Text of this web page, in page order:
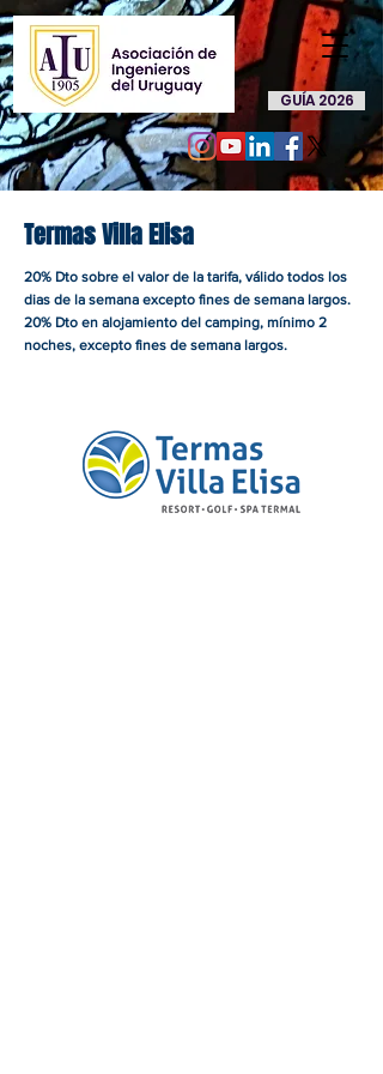
GUÍA 2026
Termas Villa Elisa
20% Dto sobre el valor de la tarifa, válido todos los
dias de la semana excepto fines de semana largos.
20% Dto en alojamiento del camping, mínimo 2
noches, excepto fines de semana largos.